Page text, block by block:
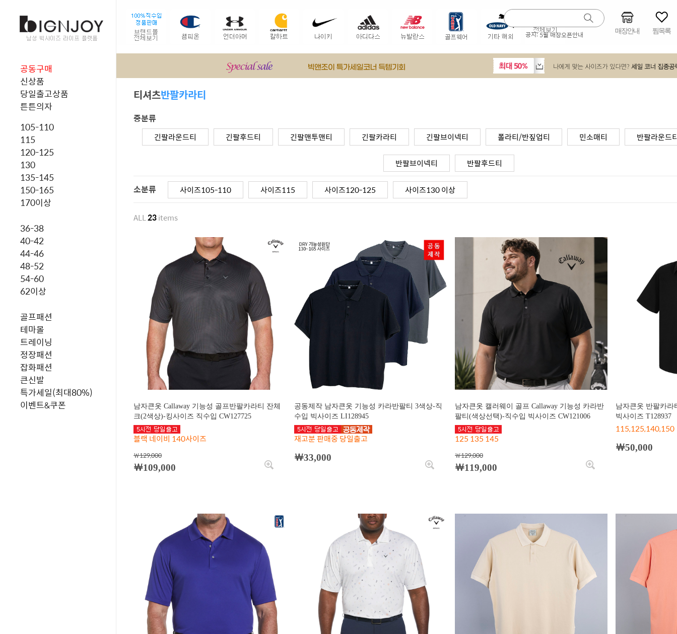
공지:5월 매장오픈안내 매장안내 찜목록
공동구매
신상품
당일출고상품
튼튼의자
105-110
115
120-125
130
135-145
150-165
170이상
36-38
40-42
44-46
48-52
54-60
62이상
골프패션
테마몰
트레이닝
정장패션
잡화패션
큰신발
특가세일(최대80%)
이벤트&쿠폰
티셔츠반팔카라티
중분류
긴팔라운드티 긴팔후드티 긴팔맨투맨티 긴팔카라티 긴팔브이넥티 폴라티/반짚업티 민소매티 반팔라운드
반팔브이넥티 반팔후드티
소분류 사이즈105-110 사이즈115 사이즈120-125 사이즈130 이상
ALL23items
남자큰옷 Callaway 기능성 골프반팔카라티 잔체
크(2색상)-킹사이즈 직수입 CW127725
블랙 네이비 140사이즈
￦129,000
￦109,000
공동제작 남자큰옷 기능성 카라반팔티 3색상-직
수입 빅사이즈 LI128945
재고분 판매중 당일출고
￦33,000
남자큰옷 캘러웨이 골프 Callaway 기능성 카라반
팔티(색상선택)-직수입 빅사이즈 CW121006
125 135 145
￦129,000
￦119,000
남자큰옷 반팔카라
빅사이즈 T128937
115,125,140,150
￦50,000